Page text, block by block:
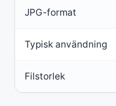
JPG-format
Typisk användning
Filstorlek